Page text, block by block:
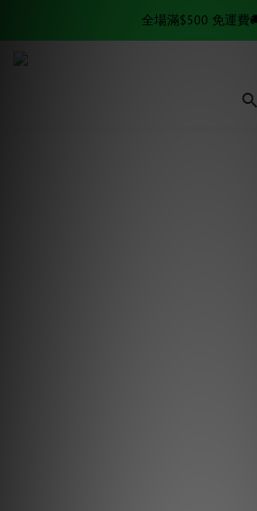
✨逆齡秘訣✨ 金絲拉提套
全場滿$500 免運費